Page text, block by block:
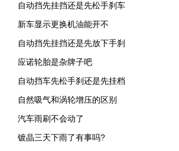
自动挡先挂挡还是先松手刹车
新车显示更换机油能开不
自动挡先挂挡还是先放下手刹
应诺轮胎是杂牌子吧
自动挡车先松手刹还是先挂档
自然吸气和涡轮增压的区别
汽车雨刷不会动了
镀晶三天下雨了有事吗?